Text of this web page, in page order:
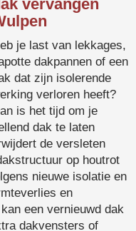
vervangen
je last van lekkages,
dakpannen of een
dat zijn isolerende
verloren heeft?
is het tijd om je
dak te laten
de versleten
op houtrot
nieuwe isolatie en
en
een vernieuwd dak
dakvensters of